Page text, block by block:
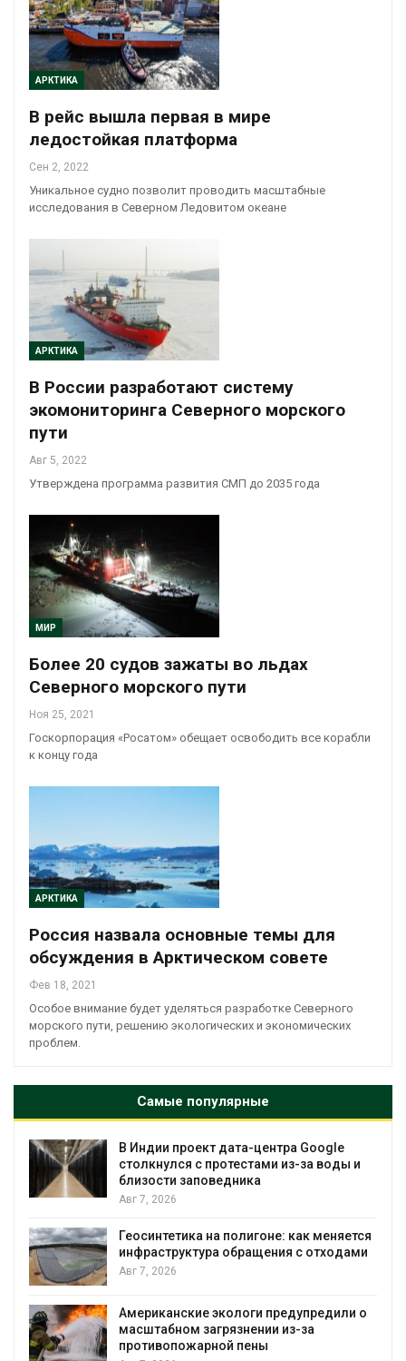
АРКТИКА
В рейс вышла первая в мире
ледостойкая платформа
Сен 2, 2022
Уникальное судно позволит проводить масштабные
исследования в Северном Ледовитом океане
АРКТИКА
В России разработают систему
экомониторинга Северного морского
пути
Авг 5, 2022
Утверждена программа развития СМП до 2035 года
МИР
Более 20 судов зажаты во льдах
Северного морского пути
Ноя 25, 2021
Госкорпорация «Росатом» обещает освободить все корабли
к концу года
АРКТИКА
Россия назвала основные темы для
обсуждения в Арктическом совете
Фев 18, 2021
Особое внимание будет уделяться разработке Северного
морского пути, решению экологических и экономических
проблем.
Самые популярные
центра Google
из-за воды и
полигоне: как меняется
обращения с отходами
предупредили о
из-за
пены
Дождевая вода с
городам
строительство
уборку
Панамский канал
загрузку судов из-